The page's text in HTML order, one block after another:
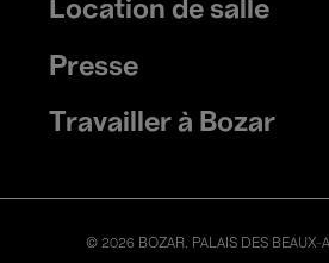
Location de salle
Presse
Travailler à Bozar
© 2026 BOZAR. PALAIS DES BEAUX-